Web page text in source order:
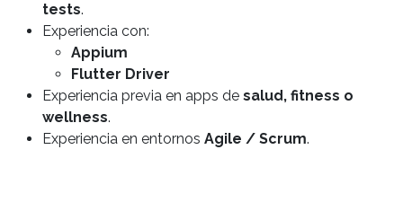
tests.
Experiencia con:
Appium
Flutter Driver
Experiencia previa en apps de salud, fitness o
wellness.
Experiencia en entornos Agile / Scrum.